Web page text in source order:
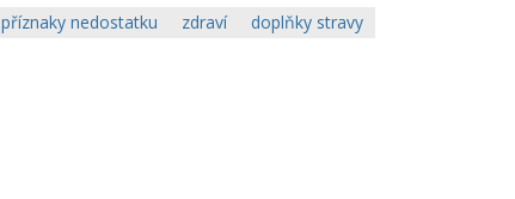
příznaky nedostatku zdraví doplňky stravy